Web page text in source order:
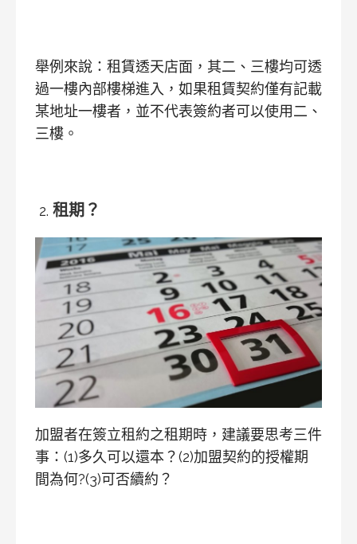
舉例來說：租賃透天店面，其二、三樓均可透
過一樓內部樓梯進入，如果租賃契約僅有記載
某地址一樓者，並不代表簽約者可以使用二、
三樓。
租期？
加盟者在簽立租約之租期時，建議要思考三件
事：(1)多久可以還本？(2)加盟契約的授權期
間為何?(3)可否續約？